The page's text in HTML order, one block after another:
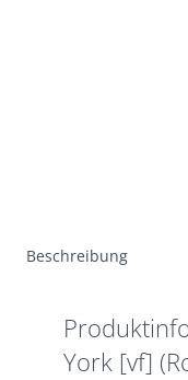
Beschreibung
York [vf]